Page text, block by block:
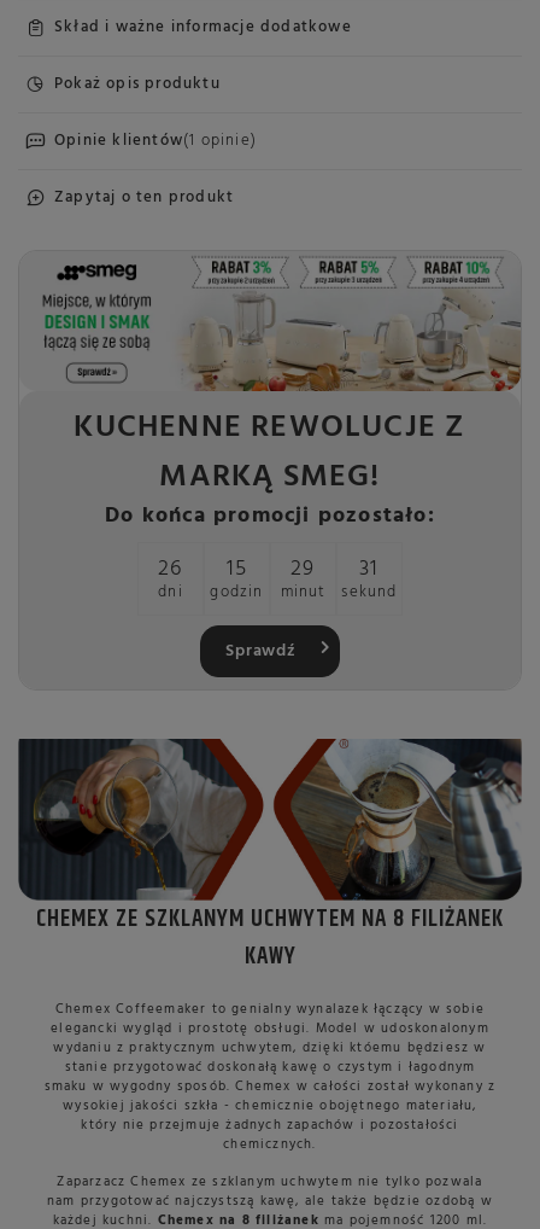
Skład i ważne informacje dodatkowe
Pokaż opis produktu
Opinie klientów(1 opinie)
Zapytaj o ten produkt
KUCHENNE REWOLUCJE Z
MARKĄ SMEG!
Do końca promocji pozostało:
26
dni
15
godzin
29
minut
30
sekund
Sprawdź
CHEMEX ZE SZKLANYM UCHWYTEM NA 8 FILIŻANEK
KAWY
Chemex Coffeemaker to genialny wynalazek łączący w sobie
elegancki wygląd i prostotę obsługi. Model w udoskonalonym
wydaniu z praktycznym uchwytem, dzięki któemu będziesz w
stanie przygotować doskonałą kawę o czystym i łagodnym
smaku w wygodny sposób. Chemex w całości został wykonany z
wysokiej jakości szkła - chemicznie obojętnego materiału,
który nie przejmuje żadnych zapachów i pozostałości
chemicznych.
Zaparzacz Chemex ze szklanym uchwytem nie tylko pozwala
nam przygotować najczystszą kawę, ale także będzie ozdobą w
każdej kuchni. Chemex na 8 filiżanek ma pojemność 1200 ml.